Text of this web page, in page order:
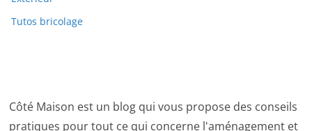
Tutos bricolage
Côté Maison est un blog qui vous propose des conseils
pratiques pour tout ce qui concerne l'aménagement et